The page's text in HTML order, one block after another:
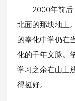
2000年前后，
北面的那块地上
的奉化中学仍在
化的千年文脉。
学习之余在山上
得挺好。